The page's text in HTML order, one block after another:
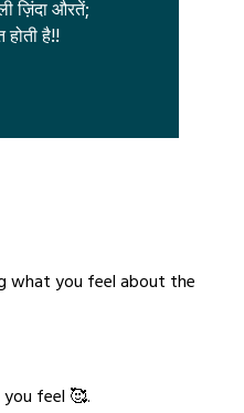
ज़िंदा औरतें;
what you feel about the
feel 🥰.